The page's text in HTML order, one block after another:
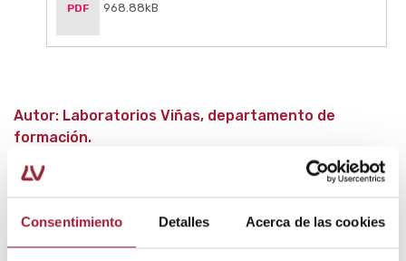
Consentimiento Detalles Acerca de las cookies
PDF
968.88kB
Autor: Laboratorios Viñas, departamento de
formación.
Bibliografía